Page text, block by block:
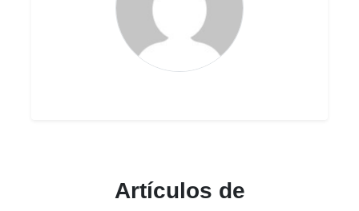
Artículos de